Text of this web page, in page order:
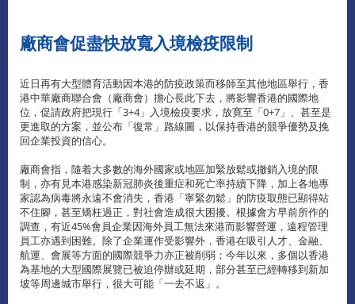
廠商會促盡快放寬入境檢疫限制
近日再有大型體育活動因本港的防疫政策而移師至其他地區舉行，香
港中華廠商聯合會（廠商會）擔心長此下去，將影響香港的國際地
位，促請政府把現行「3+4」入境檢疫要求，放寛至「0+7」、甚至是
更進取的方案，並公布「復常」路線圖，以保持香港的競爭優勢及挽
回企業投資的信心。
廠商會指，隨着大多數的海外國家或地區加緊放鬆或撤銷入境的限
制，亦有見本港感染新冠肺炎後重症和死亡率持續下降，加上各地專
家認為病毒將永遠不會消失，香港「寧緊勿鬆」的防疫取態已顯得站
不住腳，甚至矯枉過正，對社會造成很大困擾。根據會方早前所作的
調查，有近45%會員企業因海外員工無法來港而影響營運，遠程管理
員工亦遇到困難。除了企業運作受影響外，香港在吸引人才、金融、
航運、會展等方面的國際競爭力亦正被削弱；今年以來，多個以香港
為基地的大型國際展覽已被迫停辦或延期，部分甚至已經轉移到新加
坡等周邊城市舉行，很大可能「一去不返」。